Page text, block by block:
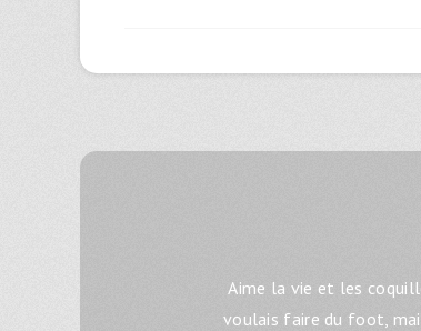
Aime la vie et les
voulais faire du foot,